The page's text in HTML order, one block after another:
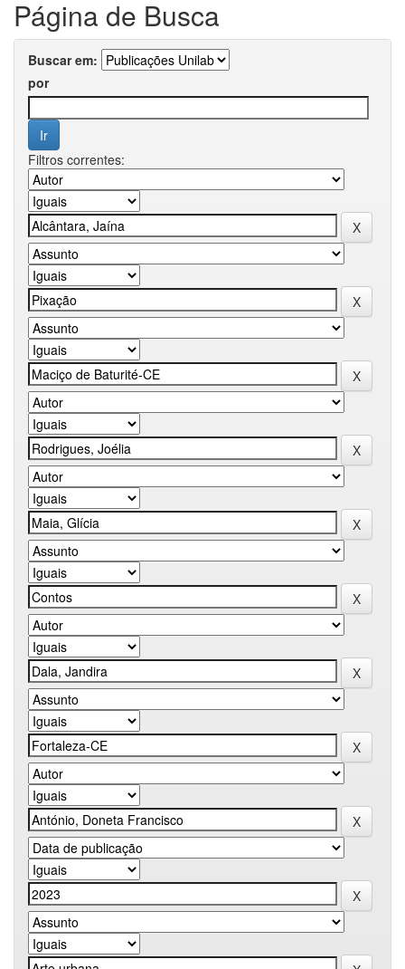
Página de Busca
Buscar em:
por
Filtros correntes: